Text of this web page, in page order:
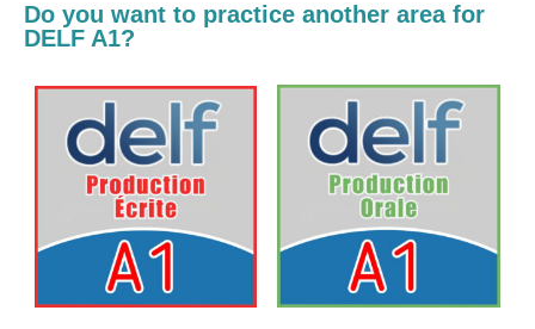
Do you want to practice another area for
DELF A1?